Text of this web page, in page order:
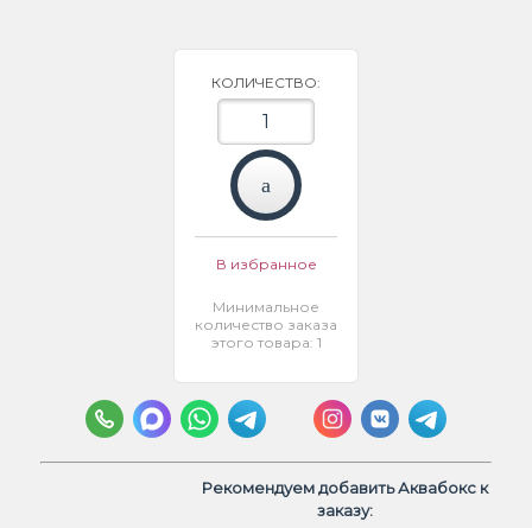
КОЛИЧЕСТВО:
В избранное
Минимальное
количество заказа
этого товара: 1
Рекомендуем добавить Аквабокс к
заказу: